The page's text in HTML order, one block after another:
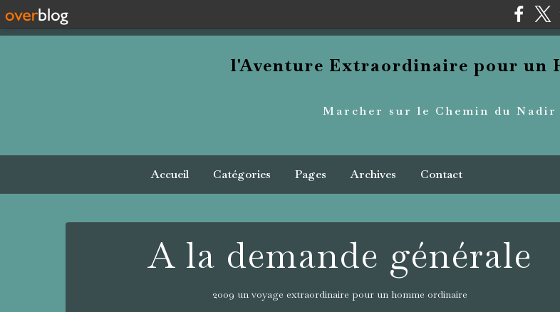
l'Aventure Extraordinaire pour un
Marcher sur le Chemin du Nadir
Accueil Catégories Pages Archives Contact
A la demande générale
2009 un voyage extraordinaire pour un homme ordinaire